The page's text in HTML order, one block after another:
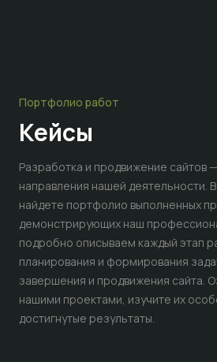
Портфолио работ
Кейсы
Разработка и продвижение сайтов
направления нашей деятельности.
найдете портфолио выполненных
демонстрирующих наш
подробно описываем каждый этап
планирования и формирования
завершения и продвижения сайта.
нашими проектами, изучите их
достигнутые результаты.